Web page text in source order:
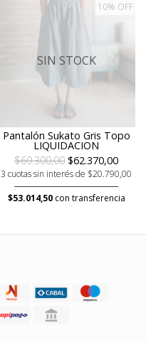
10% OFF
SIN STOCK
Pantalón Sukato Gris Topo
LIQUIDACION
$69.300,00 $62.370,00
3 cuotas sin interés de $20.790,00
$53.014,50con transferencia